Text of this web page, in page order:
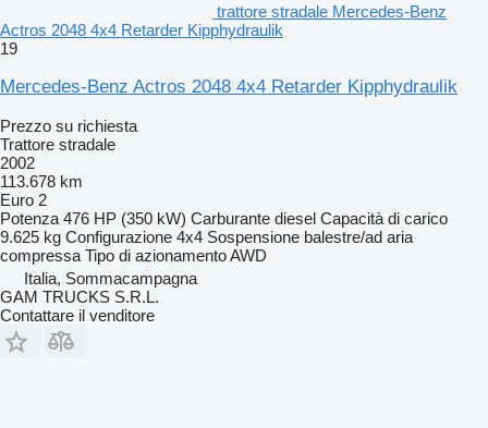
trattore stradale Mercedes-Benz
Actros 2048 4x4 Retarder Kipphydraulik
19
Mercedes-Benz Actros 2048 4x4 Retarder Kipphydraulik
Prezzo su richiesta
Trattore stradale
2002
113.678 km
Euro 2
Potenza 476 HP (350 kW) Carburante diesel Capacità di carico
9.625 kg Configurazione 4x4 Sospensione balestre/ad aria
compressa Tipo di azionamentoAWD
Italia, Sommacampagna
GAM TRUCKS S.R.L.
Contattare il venditore